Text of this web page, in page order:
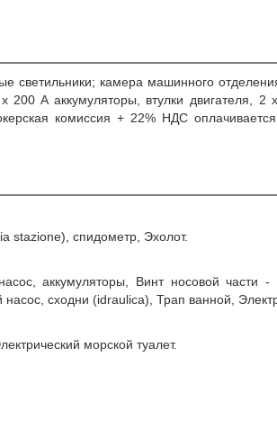
светильники; камера машинного
A аккумуляторы, втулки двигателя, 2
комиссия + 22% НДС
stazione), спидометр, Эхолот.
аккумуляторы, Винт носовой части
сходни (idraulica), Трап ванной,
морской туалет.